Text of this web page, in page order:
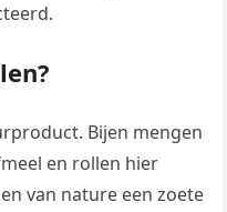
Bijen mengen
en rollen hier
van nature een zoete